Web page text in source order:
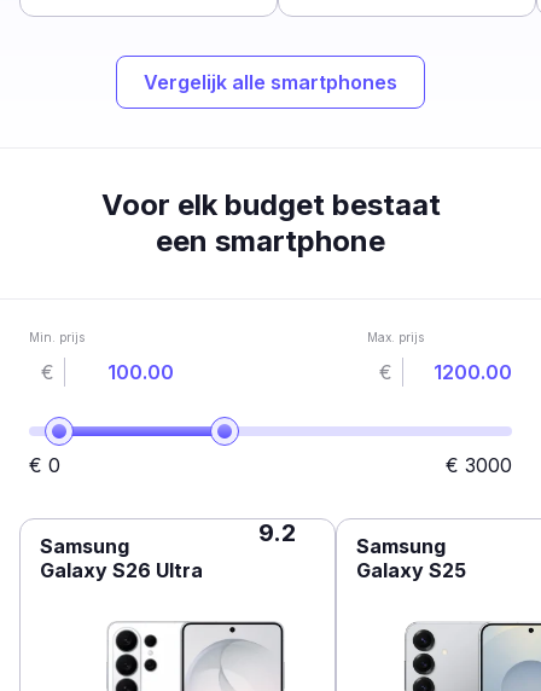
Vergelijk alle smartphones
Voor elk budget bestaat
een smartphone
Min. prijs
€
Max. prijs
€
€ 0 € 3000
Samsung
Galaxy S26 Ultra
9.2
Samsung
Galaxy S25